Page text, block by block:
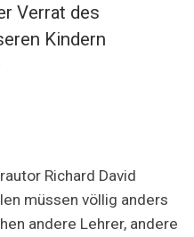
Verrat des
Kindern
Richard David
müssen völlig anders
andere Lehrer, andere